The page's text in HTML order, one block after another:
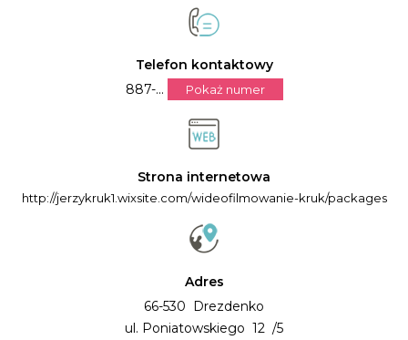
Telefon kontaktowy
887-...
Pokaż numer
Strona internetowa
http://jerzykruk1.wixsite.com/wideofilmowanie-kruk/packages
Adres
66-530 Drezdenko
ul. Poniatowskiego 12 /5